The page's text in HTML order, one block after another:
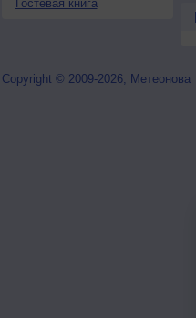
Гостевая книга
Copyright © 2009-2026, Метеонова